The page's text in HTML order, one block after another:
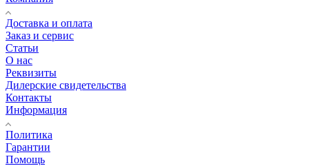
Доставка и оплата
Заказ и сервис
Статьи
О нас
Реквизиты
Дилерские свидетельства
Контакты
Информация
Политика
Гарантии
Помощь